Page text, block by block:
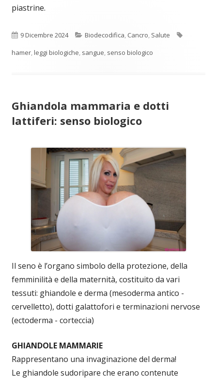
piastrine.
Pubblicato
9 Dicembre 2024 Categorie
Biodecodifica, Cancro, Salute
hamer,leggi biologiche, sangue, senso biologico
Ghiandola mammaria e dotti
lattiferi: senso biologico
Il seno è l’organo simbolo della protezione, della
femminilità e della maternità, costituito da vari
tessuti: ghiandole e derma (mesoderma antico -
cervelletto), dotti galattofori e terminazioni nervose
(ectoderma - corteccia)
GHIANDOLE MAMMARIE
Rappresentano una invaginazione del derma!
Le ghiandole sudoripare che erano contenute